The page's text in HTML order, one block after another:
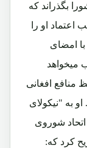
بگذراند که
اعتماد او را
امضای
میخواهد
منافع افغانی
به "نیکولای
شوروی
کرد که: